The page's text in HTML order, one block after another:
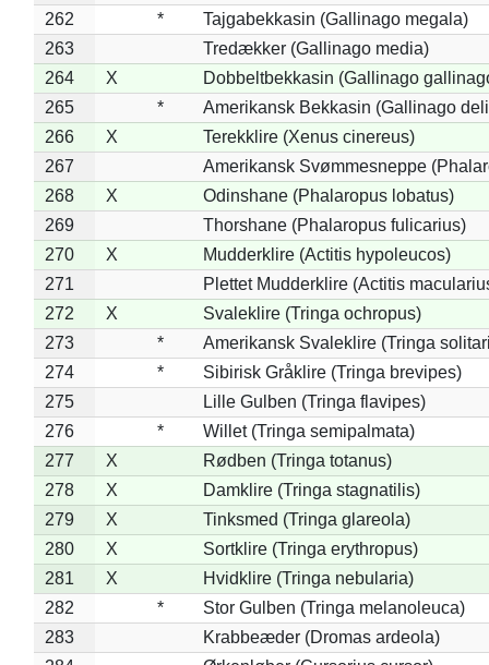
262
*
Tajgabekkasin (Gallinago megala)
263
Tredækker (Gallinago media)
264
X
Dobbeltbekkasin (Gallinago
265
*
Amerikansk Bekkasin (Gallinago
266
X
Terekklire (Xenus cinereus)
267
Amerikansk Svømmesneppe
268
X
Odinshane (Phalaropus lobatus)
269
Thorshane (Phalaropus fulicarius)
270
X
Mudderklire (Actitis hypoleucos)
271
Plettet Mudderklire (Actitis
272
X
Svaleklire (Tringa ochropus)
273
*
Amerikansk Svaleklire (Tringa
274
*
Sibirisk Gråklire (Tringa brevipes)
275
Lille Gulben (Tringa flavipes)
276
*
Willet (Tringa semipalmata)
277
X
Rødben (Tringa totanus)
278
X
Damklire (Tringa stagnatilis)
279
X
Tinksmed (Tringa glareola)
280
X
Sortklire (Tringa erythropus)
281
X
Hvidklire (Tringa nebularia)
282
*
Stor Gulben (Tringa melanoleuca)
283
Krabbeæder (Dromas ardeola)